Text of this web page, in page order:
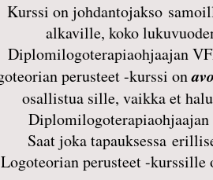
Kurssi on johdantojakso
alkaville, koko
Diplomilogoterapiaohjaajan
perusteet -kurssi on
osallistua sille, vaikkaet
Diplomilogoterapiaohjaajan
Saat joka tapauksessa
Logoteorian perusteet -kurssille